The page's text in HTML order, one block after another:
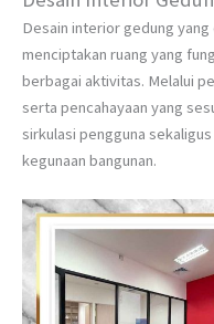
Desain interior gedung
menciptakan ruang yang
berbagai aktivitas. Melalui
serta pencahayaan yang
sirkulasi pengguna
kegunaan bangunan.